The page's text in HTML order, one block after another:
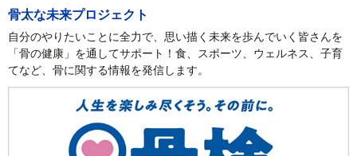
骨太な未来プロジェクト
自分のやりたいことに全力で、思い描く未来を歩んでいく皆さんを
「骨の健康」を通してサポート！食、スポーツ、ウェルネス、子育
てなど、骨に関する情報を発信します。